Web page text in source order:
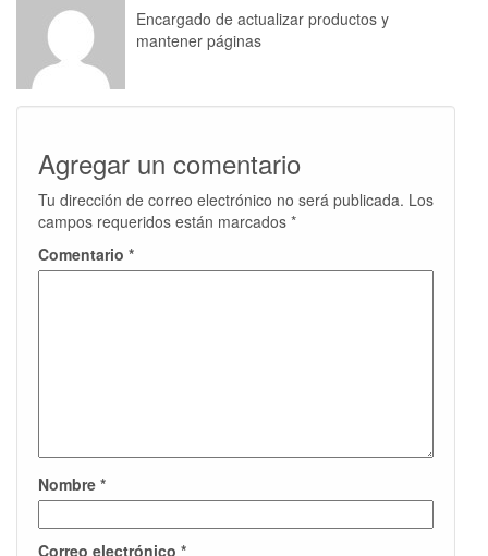
Encargado de actualizar productos y
mantener páginas
Agregar un comentario
Tu dirección de correo electrónico no será publicada. Los
campos requeridos están marcados *
Comentario *
Nombre *
Correo electrónico *